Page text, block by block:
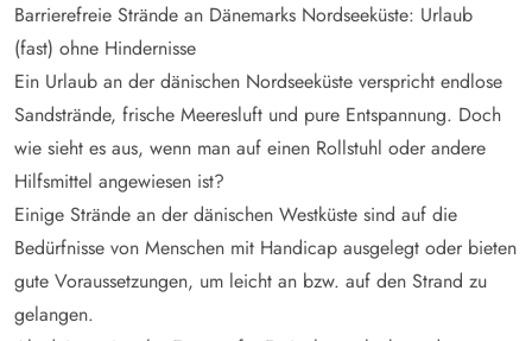
Barrierefreie Strände an Dänemarks Nordseeküste: Urlaub
(fast) ohne Hindernisse
Ein Urlaub an der dänischen Nordseeküste verspricht endlose
Sandstrände, frische Meeresluft und pure Entspannung. Doch
wie sieht es aus, wenn man auf einen Rollstuhl oder andere
Hilfsmittel angewiesen ist?
Einige Strände an der dänischen Westküste sind auf die
Bedürfnisse von Menschen mit Handicap ausgelegt oder bieten
gute Voraussetzungen, um leicht an bzw. auf den Strand zu
gelangen.